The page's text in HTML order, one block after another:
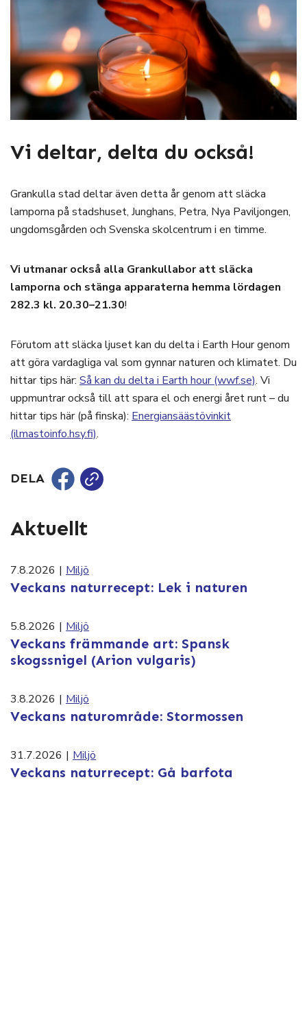
Vi deltar, delta du också!
Grankulla stad deltar även detta år genom att släcka
lamporna på stadshuset, Junghans, Petra, Nya Paviljongen,
ungdomsgården och Svenska skolcentrum i en timme.
Vi utmanar också alla Grankullabor att släcka
lamporna och stänga apparaterna hemma lördagen
282.3 kl. 20.30–21.30!
Förutom att släcka ljuset kan du delta i Earth Hour genom
att göra vardagliga val som gynnar naturen och klimatet. Du
hittar tips här: Så kan du delta i Earth hour (wwf.se). Vi
uppmuntrar också till att spara el och energi året runt – du
hittar tips här (på finska): Energiansäästövinkit
(ilmastoinfo.hsy.fi).
DELA
Aktuellt
7.8.2026 | Miljö
Veckans naturrecept: Lek i naturen
5.8.2026 | Miljö
Veckans främmande art: Spansk
skogssnigel (Arion vulgaris)
3.8.2026 | Miljö
Veckans naturområde: Stormossen
31.7.2026 | Miljö
Veckans naturrecept: Gå barfota